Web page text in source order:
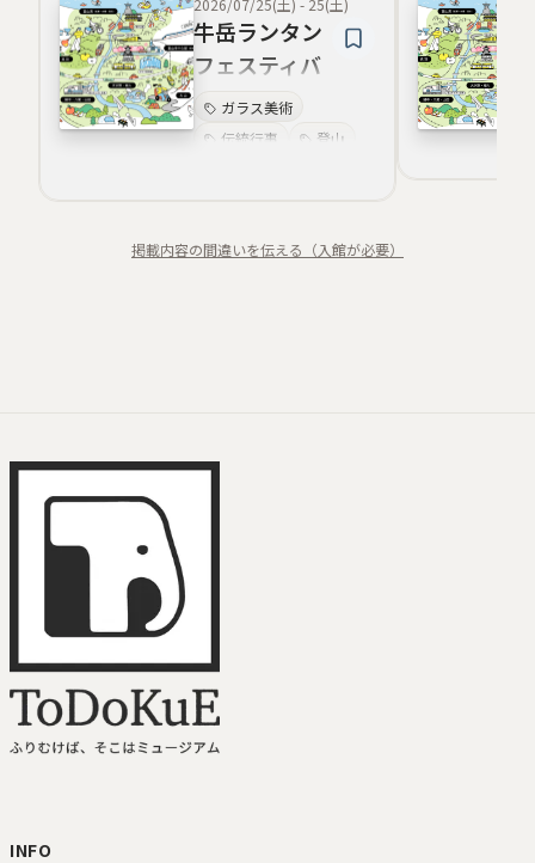
2026/07/25(土) - 25(土)
牛岳ランタン
フェスティバ
ル ガラス美術
伝統行事
登山
工芸体験
掲載内容の間違いを伝える（入館が必要）
INFO